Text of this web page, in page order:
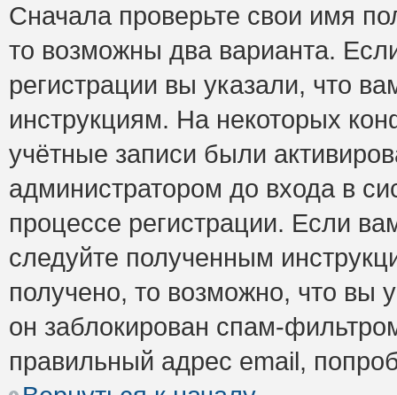
Сначала проверьте свои имя
то возможны два варианта.
регистрации вы указали, что
инструкциям. На некоторых
учётные записи были
администратором до входа в
процессе регистрации. Если
следуйте полученным
получено, то возможно, что вы
он заблокирован спам-
правильный адрес email,